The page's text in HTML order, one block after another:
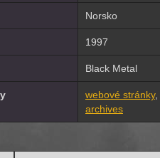
Norsko
1997
Black Metal
webové stránky,
archives